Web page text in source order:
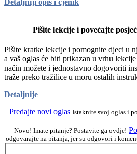
Pišite lekcije i povećajte
Pišite kratke lekcije i pomognite djeci u
a vaš oglas će biti prikazan u vrhu
način možete i jednostavno dogovoriti
traže preko tražilice u moru ostalih
Detaljnije
Predajte novi oglas Istaknite svoj oglas i
Novo! Imate pitanje? Postavite ga ovdje!
odgovarajte na pitanja, jer su odgovori i